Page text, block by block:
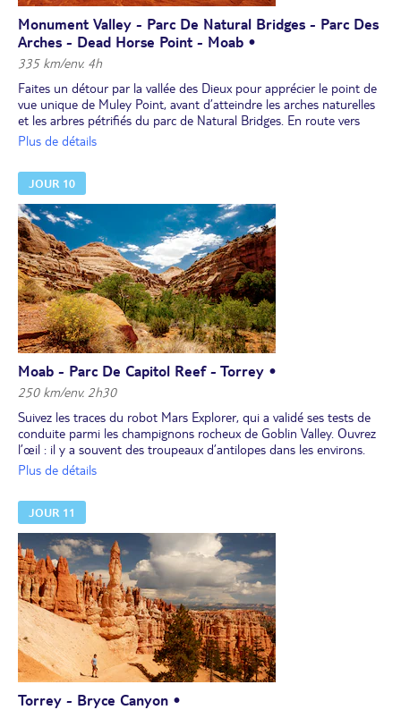
Monument Valley - Parc De Natural Bridges - Parc Des
Arches - Dead Horse Point - Moab •
335 km/env. 4h
Faites un détour par la vallée des Dieux pour apprécier le point de
vue unique de Muley Point, avant d’atteindre les arches naturelles
et les arbres pétrifiés du parc de Natural Bridges. En route vers
Moab, nous vous conseillons un arrêt-photo à Newspaper Rock,
des Arches et Dead Horse Point.
NB :Parc de Arches : Pensez à faire votre réservation d’accès des
mois à l’avance sur le site du Arches National Park :
https://www.recreation.gov/timed-entry/10088426. Ouverture des
réservations 3 mois avant la date de visite. Voir, plus bas, la
rubrique "Infos particulières".
Plus de détails
JOUR 10
Moab - Parc De Capitol Reef - Torrey •
250 km/env. 2h30
Suivez les traces du robot Mars Explorer, qui a validé ses tests de
conduite parmi les champignons rocheux de Goblin Valley. Ouvrez
l’œil : il y a souvent des troupeaux d’antilopes dans les environs.
Traversez ensuite la route panoramique qui longe les dunes
quelques pétrogyphes à flanc de falaise.
Plus de détails
JOUR 11
Torrey - Bryce Canyon •